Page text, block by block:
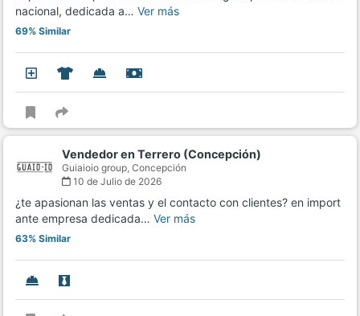
nacional, dedicada a… Ver más
69% Similar
Vendedor en Terrero (Concepción)
Guiaioio group, Concepción
10 de Julio de 2026
¿te apasionan las ventas y el contacto con clientes? en import
ante empresa dedicada… Ver más
63% Similar